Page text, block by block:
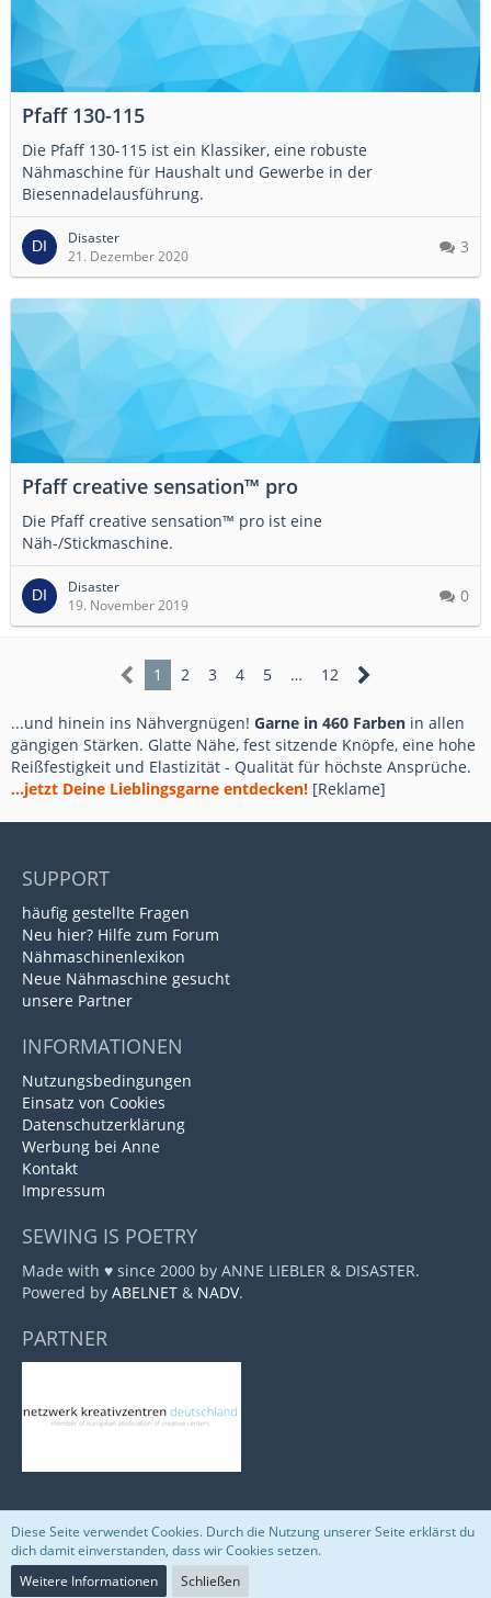
Pfaff 130-115
Die Pfaff 130-115 ist ein Klassiker, eine robuste
Nähmaschine für Haushalt und Gewerbe in der
Biesennadelausführung.
Disaster
21. Dezember 2020
3
Pfaff creative sensation™ pro
Die Pfaff creative sensation™ pro ist eine
Näh-/Stickmaschine.
Disaster
19. November 2019
0
1 2 3 4 5 … 12
...und hinein ins Nähvergnügen! Garne in 460 Farben in allen
gängigen Stärken. Glatte Nähe, fest sitzende Knöpfe, eine hohe
Reißfestigkeit und Elastizität - Qualität für höchste Ansprüche.
...jetzt Deine Lieblingsgarne entdecken! [Reklame]
SUPPORT
häufig gestellte Fragen
Neu hier? Hilfe zum Forum
Nähmaschinenlexikon
Neue Nähmaschine gesucht
unsere Partner
INFORMATIONEN
Nutzungsbedingungen
Einsatz von Cookies
Datenschutzerklärung
Werbung bei Anne
Kontakt
Impressum
SEWING IS POETRY
Made with ♥ since 2000 by ANNE LIEBLER & DISASTER.
Powered by ABELNET & NADV.
PARTNER
Community-Software:WoltLab Suite™
Diese Seite verwendet Cookies. Durch die Nutzung unserer Seite erklärst du
dich damit einverstanden, dass wir Cookies setzen.
Weitere Informationen
Schließen